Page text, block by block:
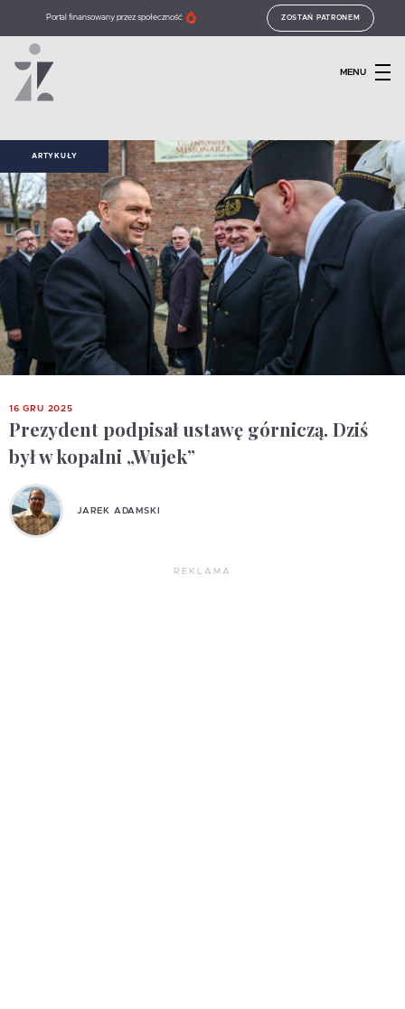
Portal finansowany przez społeczność ZOSTAŃ PATRONEM
MENU
ARTYKUŁY
16 GRU 2025
Prezydent podpisał ustawę górniczą. Dziś
był w kopalni „Wujek”
JAREK ADAMSKI
REKLAMA